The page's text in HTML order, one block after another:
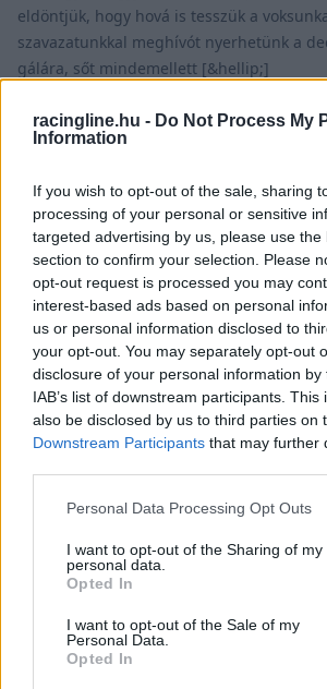
racingline.hu - Do Not Process My
Information
If you wish to opt-out of the sale, sharing
processing of your personal or sensitive
targeted advertising by us, please use the
section to confirm your selection. Please
opt-out request is processed you may
interest-based ads based on personal
us or personal information disclosed to
your opt-out. You may separately opt-out
disclosure of your personal information
IAB’s list of downstream participants.
also be disclosed by us to third parties on
Downstream Participants that may further
Please note that this website/app uses
not limited to your visit or usage
grant or deny consent to Google and its
use your data for below specified
consent section.
Personal Data Processing Opt Outs
I want to opt-out of the Sharing of my
personal data.
Opted In
I want to opt-out of the Sale of my
Personal Data.
Opted In
eldöntjük, hogy hová is tesszük a
szavazatunkkal meghívót nyerhetünk a
gálára, sőt mindemellett [&hellip;]
TCR / 2022. SZEPT. 26.
Egy korábbi F1-es
ETCR második bajnoka
Egy majdnem tökéletes hétvégét
megverve lett az ETCR bajnoka Patrick
Sachsenringre áthelyezett szezonzáró
voltak esélyesek a címre. Tambay
pontot, mögötte a saját csapatával induló